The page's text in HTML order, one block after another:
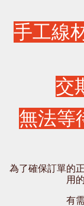
手工線
交
無法等
為了確保訂單的
用
有